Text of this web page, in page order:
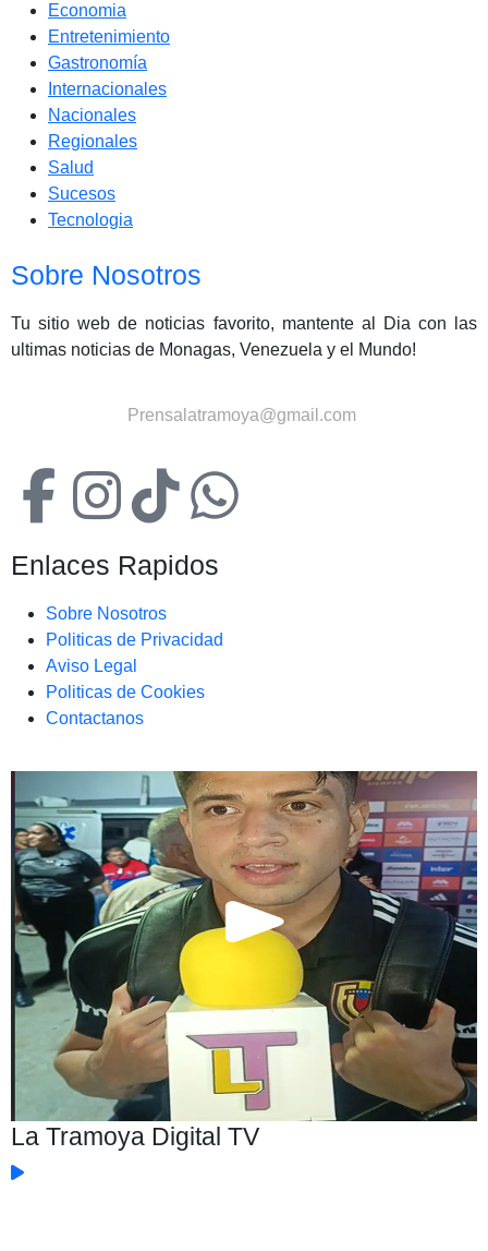
Economia
Entretenimiento
Gastronomía
Internacionales
Nacionales
Regionales
Salud
Sucesos
Tecnologia
Sobre Nosotros
Tu sitio web de noticias favorito, mantente al Dia con las
ultimas noticias de Monagas, Venezuela y el Mundo!
Prensalatramoya@gmail.com
Enlaces Rapidos
Sobre Nosotros
Politicas de Privacidad
Aviso Legal
Politicas de Cookies
Contactanos
La Tramoya Digital TV